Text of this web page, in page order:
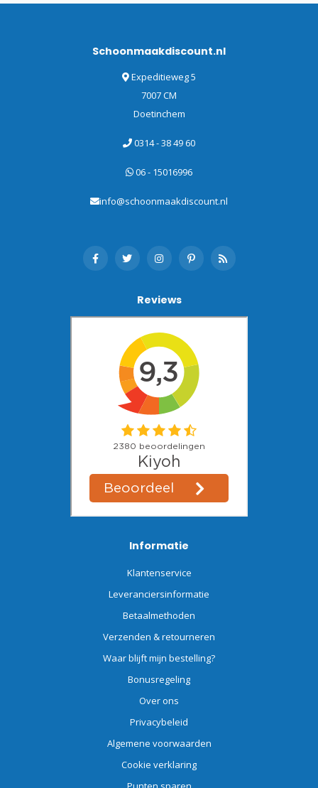
Schoonmaakdiscount.nl
Expeditieweg 5
7007 CM
Doetinchem
0314 - 38 49 60
06 - 15016996
info@schoonmaakdiscount.nl
Reviews
Informatie
Klantenservice
Leveranciersinformatie
Betaalmethoden
Verzenden & retourneren
Waar blijft mijn bestelling?
Bonusregeling
Over ons
Privacybeleid
Algemene voorwaarden
Cookie verklaring